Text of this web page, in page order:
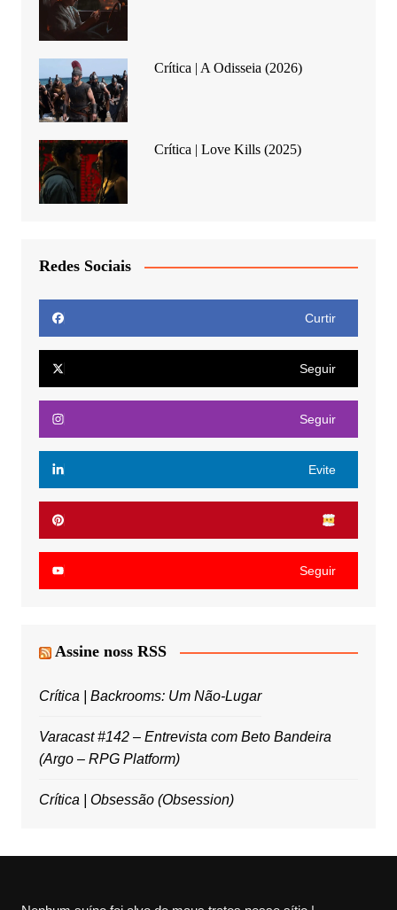
Crítica | A Odisseia (2026)
Crítica | Love Kills (2025)
Redes Sociais
Curtir
Seguir
Seguir
Evite
Seguir
Assine noss RSS
Crítica | Backrooms: Um Não-Lugar
Varacast #142 – Entrevista com Beto Bandeira
(Argo – RPG Platform)
Crítica | Obsessão (Obsession)